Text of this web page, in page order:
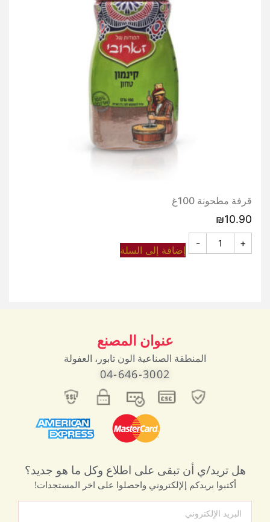
قرفة مطحونة 100غ
₪10.90
- +
إضافة إلى السلة
عنوان المصنع
المنطقة الصناعية الون تابور، العفولة
04-646-3002
هل تريد/ي أن تبقى على اطلاع وكل ما هو جديد؟
أكتبوا بريدكم إلإلكتروني واحصلوا على اخر المستجدات!